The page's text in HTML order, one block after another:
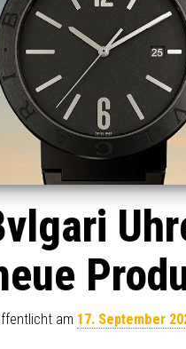
am 17. September